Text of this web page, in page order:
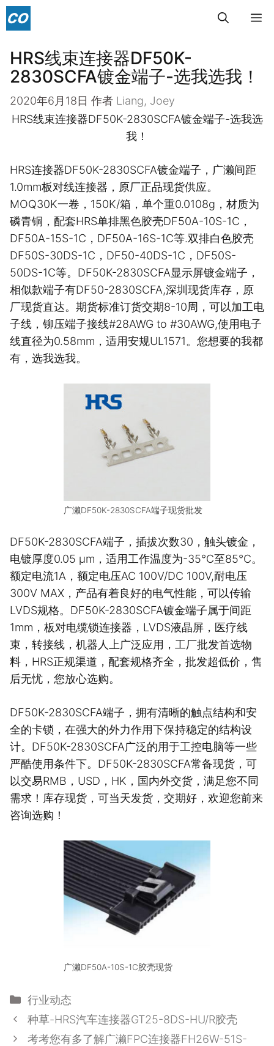
跳
至
菜
HRS线束连接器DF50K-
2830SCFA镀金端子-选我选我！
2020年6月18日 作者 Liang, Joey
HRS线束连接器DF50K-2830SCFA镀金端子-选我选
我！
HRS连接器DF50K-2830SCFA镀金端子，广濑间距
1.0mm板对线连接器，原厂正品现货供应。
MOQ30K一卷，150K/箱，单个重0.0108g，材质为
磷青铜，配套HRS单排黑色胶壳DF50A-10S-1C，
DF50A-15S-1C，DF50A-16S-1C等.双排白色胶壳
DF50S-30DS-1C，DF50-40DS-1C，DF50S-
50DS-1C等。DF50K-2830SCFA显示屏镀金端子，
相似款端子有DF50-2830SCFA,深圳现货库存，原
厂现货直达。期货标准订货交期8-10周，可以加工电
子线，铆压端子接线#28AWG to #30AWG,使用电子
线直径为0.58mm，适用安规UL1571。您想要的我都
有，选我选我。
广濑DF50K-2830SCFA端子现货批发
DF50K-2830SCFA端子，插拔次数30，触头镀金，
电镀厚度0.05 μm，适用工作温度为-35℃至85℃。
额定电流1A，额定电压AC 100V/DC 100V,耐电压
300V MAX，产品有着良好的电气性能，可以传输
LVDS规格。DF50K-2830SCFA镀金端子属于间距
1mm，板对电缆锁连接器，LVDS液晶屏，医疗线
束，转接线，机器人上广泛应用，工厂批发首选物
料，HRS正规渠道，配套规格齐全，批发超低价，售
后无忧，您放心选购。
DF50K-2830SCFA端子，拥有清晰的触点结构和安
全的卡锁，在强大的外力作用下保持稳定的结构设
计。DF50K-2830SCFA广泛的用于工控电脑等一些
严酷使用条件下。DF50K-2830SCFA常备现货，可
以交易RMB，USD，HK，国内外交货，满足您不同
需求！库存现货，可当天发货，交期好，欢迎您前来
咨询选购！
广濑DF50A-10S-1C胶壳现货
分
类
行业动态
种草-HRS汽车连接器GT25-8DS-HU/R胶壳
考考您有多了解广濑FPC连接器FH26W-51S-